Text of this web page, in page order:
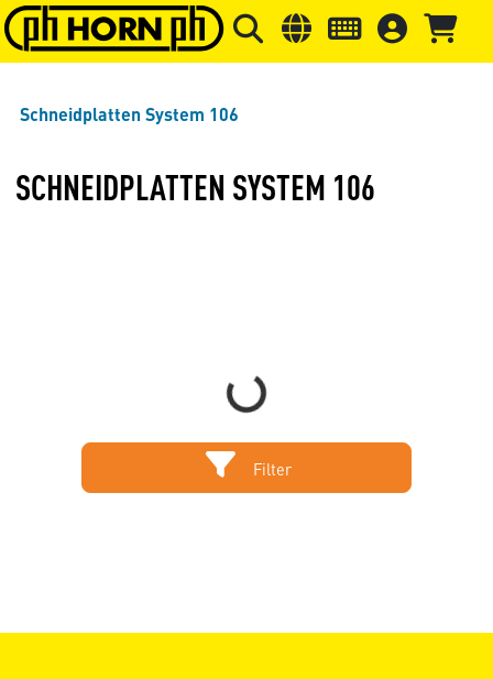
Springe zu Hauptinhalt Springe zum Header Springe
Schneidplatten System 106
SCHNEIDPLATTEN SYSTEM 106
Loading...
Filter